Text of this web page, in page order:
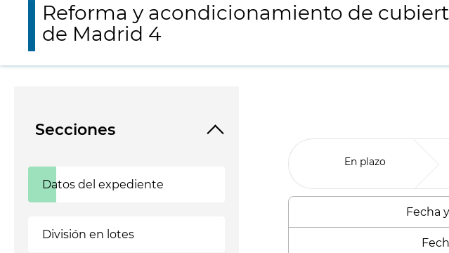
Reforma y acondicionamiento de
de Madrid 4
Secciones
Datos del expediente
División en lotes
En plazo
Fecha